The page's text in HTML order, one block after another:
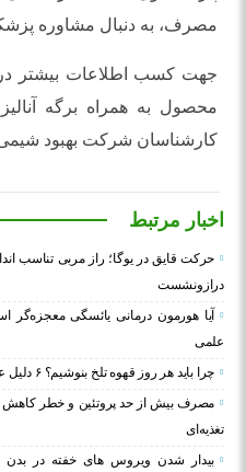
مصرف، به دنبال مشاوره
جهت کسب اطلاعات بیشتر
محصول به همراه برگه
کارشناسان شرکت بهبود
اخبار مرتبط
حرکت قایق در یوگا؛ راز مربی تناسب
درازونشست
آیا هورمون درمانی یائسگی
علمی
چرا باید هر روز قهوه تلخ بنوشیم؟ ۶ دلیل علمی از زبان متخصص آنکولوژی
تغذیه‌ای
بیدار شدن ویروس‌ های خفته در بدن